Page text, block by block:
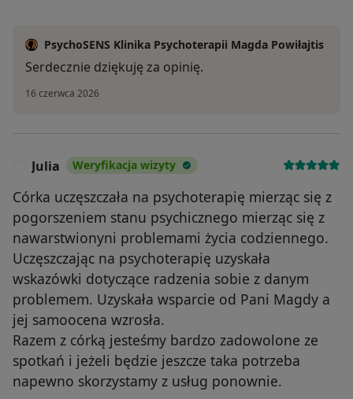
PsychoSENS Klinika Psychoterapii Magda Powiłajtis
Serdecznie dziękuję za opinię.
16 czerwca 2026
Julia Weryfikacja wizyty
Córka uczęszczała na psychoterapię mierząc się z
pogorszeniem stanu psychicznego mierząc się z
nawarstwionyni problemami życia codziennego.
Uczęszczając na psychoterapię uzyskała
wskazówki dotyczące radzenia sobie z danym
problemem. Uzyskała wsparcie od Pani Magdy a
jej samoocena wzrosła.
Razem z córką jesteśmy bardzo zadowolone ze
spotkań i jeżeli będzie jeszcze taka potrzeba
napewno skorzystamy z usług ponownie.